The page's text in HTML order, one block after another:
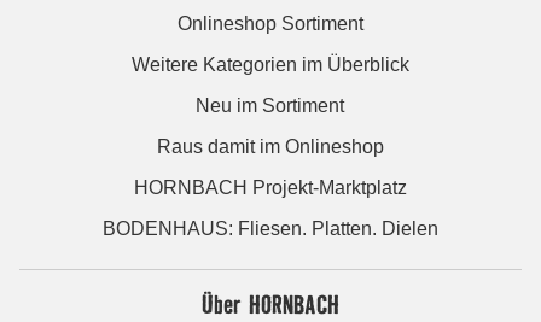
Onlineshop Sortiment
Weitere Kategorien im Überblick
Neu im Sortiment
Raus damit im Onlineshop
HORNBACH Projekt-Marktplatz
BODENHAUS: Fliesen. Platten. Dielen
Über HORNBACH